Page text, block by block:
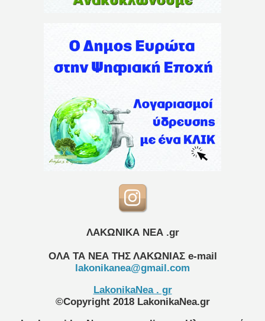
ΛΑΚΩΝΙΚΑ ΝΕΑ .gr
ΟΛΑ ΤΑ ΝΕΑ ΤΗΣ ΛΑΚΩΝΙΑΣ e-mail
lakonikanea@gmail.com
LakonikaNea . gr
©Copyright 2018 LakonikaNea.gr